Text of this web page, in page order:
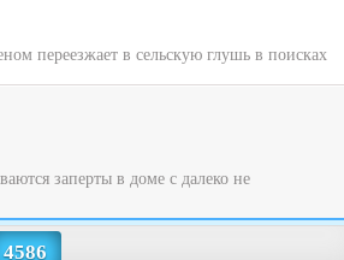
переезжает в сельскую глушь в поисках
заперты в доме с далеко не
4586